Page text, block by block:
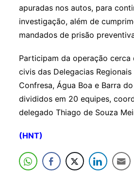
apuradas nos autos, para
investigação, além de
mandados de prisão
Participam da operação
civis das Delegacias Regionais
Confresa, Água Boa e Barra
divididos em 20 equipes,
delegado Thiago de Souza
(HNT)